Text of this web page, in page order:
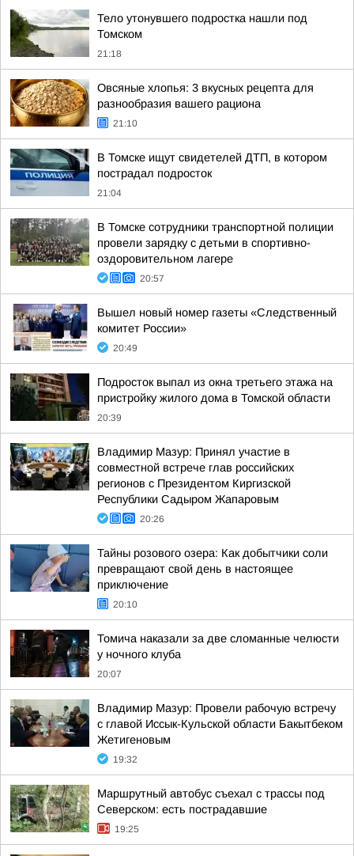
Тело утонувшего подростка нашли под
Томском
21:18
Овсяные хлопья: 3 вкусных рецепта для
разнообразия вашего рациона
21:10
В Томске ищут свидетелей ДТП, в котором
пострадал подросток
21:04
В Томске сотрудники транспортной полиции
провели зарядку с детьми в спортивно-
оздоровительном лагере
20:57
Вышел новый номер газеты «Следственный
комитет России»
20:49
Подросток выпал из окна третьего этажа на
пристройку жилого дома в Томской области
20:39
Владимир Мазур: Принял участие в
совместной встрече глав российских
регионов с Президентом Киргизской
Республики Садыром Жапаровым
20:26
Тайны розового озера: Как добытчики соли
превращают свой день в настоящее
приключение
20:10
Томича наказали за две сломанные челюсти
у ночного клуба
20:07
Владимир Мазур: Провели рабочую встречу
с главой Иссык-Кульской области Бакытбеком
Жетигеновым
19:32
Маршрутный автобус съехал с трассы под
Северском: есть пострадавшие
19:25